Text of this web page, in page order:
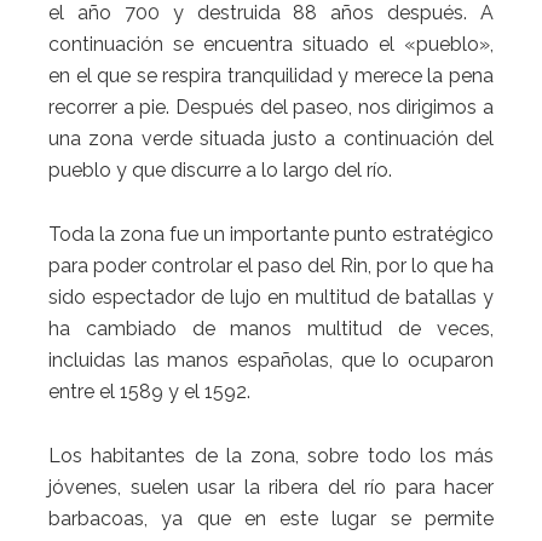
el año 700 y destruida 88 años después. A
continuación se encuentra situado el «pueblo»,
en el que se respira tranquilidad y merece la pena
recorrer a pie. Después del paseo, nos dirigimos a
una zona verde situada justo a continuación del
pueblo y que discurre a lo largo del río.
Toda la zona fue un importante punto estratégico
para poder controlar el paso del Rin, por lo que ha
sido espectador de lujo en multitud de batallas y
ha cambiado de manos multitud de veces,
incluidas las manos españolas, que lo ocuparon
entre el 1589 y el 1592.
Los habitantes de la zona, sobre todo los más
jóvenes, suelen usar la ribera del río para hacer
barbacoas, ya que en este lugar se permite